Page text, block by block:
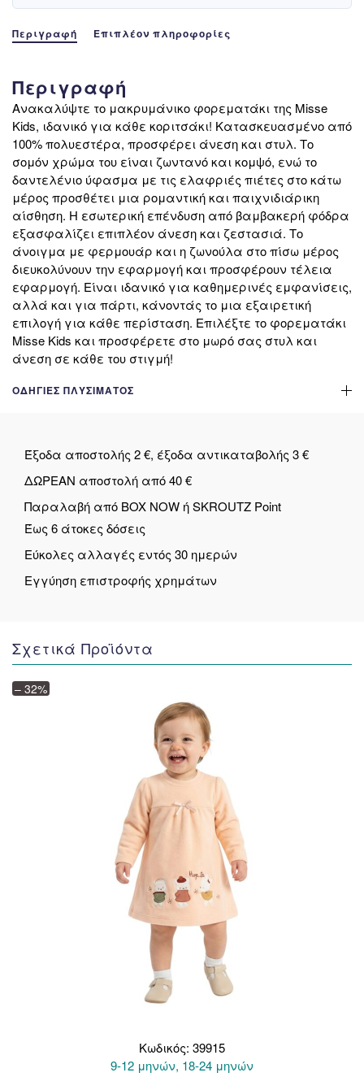
Περιγραφή Επιπλέον πληροφορίες
Περιγραφή
Ανακαλύψτε το μακρυμάνικο φορεματάκι της Misse
Kids, ιδανικό για κάθε κοριτσάκι! Κατασκευασμένο από
100% πολυεστέρα, προσφέρει άνεση και στυλ. Το
σομόν χρώμα του είναι ζωντανό και κομψό, ενώ το
δαντελένιο ύφασμα με τις ελαφριές πιέτες στο κάτω
μέρος προσθέτει μια ρομαντική και παιχνιδιάρικη
αίσθηση. Η εσωτερική επένδυση από βαμβακερή φόδρα
εξασφαλίζει επιπλέον άνεση και ζεστασιά. Το
άνοιγμα με φερμουάρ και η ζωνούλα στο πίσω μέρος
διευκολύνουν την εφαρμογή και προσφέρουν τέλεια
εφαρμογή. Είναι ιδανικό για καθημερινές εμφανίσεις,
αλλά και για πάρτι, κάνοντάς το μια εξαιρετική
επιλογή για κάθε περίσταση. Επιλέξτε το φορεματάκι
Misse Kids και προσφέρετε στο μωρό σας στυλ και
άνεση σε κάθε του στιγμή!
ΟΔΗΓΊΕΣ ΠΛΥΣΊΜΑΤΟΣ
Έξοδα αποστολής 2 €, έξοδα αντικαταβολής 3 €
ΔΩΡΕΑΝ αποστολή από 40 €
Παραλαβή από BOX NOW ή SKROUTZ Point
Έως 6 άτοκες δόσεις
Εύκολες αλλαγές εντός 30 ημερών
Εγγύηση επιστροφής χρημάτων
Σχετικά Προϊόντα
– 32%
Κωδικός: 39915
9-12 μηνών, 18-24 μηνών